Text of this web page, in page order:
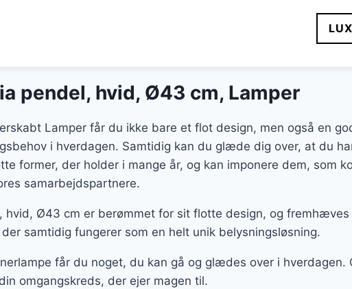
pendel, hvid, Ø43 cm, Lamper
Lamper får du ikke bare et flot design, men også en
i hverdagen. Samtidig kan du glæde dig over, at du
former, der holder i mange år, og kan imponere dem, som
samarbejdspartnere.
hvid, Ø43 cm er berømmet for sit flotte design, og fremhæves
samtidig fungerer som en helt unik belysningsløsning.
får du noget, du kan gå og glædes over i hverdagen.
omgangskreds, der ejer magen til.